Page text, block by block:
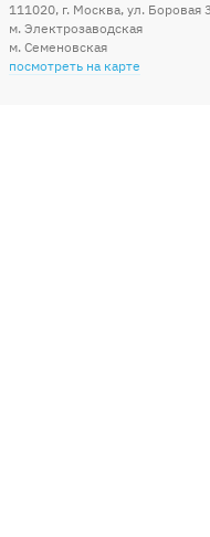
111020, г. Москва, ул. Боровая
м. Электрозаводская
м. Семеновская
посмотреть на карте